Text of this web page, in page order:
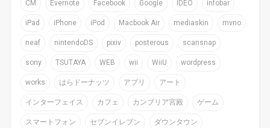
CM Evernote Facebook Google IDEO infobar
iPad iPhone iPod Macbook Air mediaskin mvno
neaf nintendoDS pixiv posterous scansnap
sony TSUTAYA WEB wii WiiU wordpress
works はらドーナッツ アプリ アート
インターフェイス カフェ カンブリア宮殿 ゲーム
スマートフォン セブンイレブン ダウンタウン